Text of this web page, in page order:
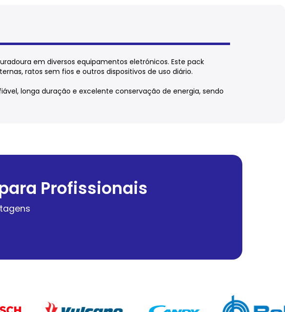
em diversos equipamentos eletrónicos. Este pack
ratos sem fios e outros dispositivos de uso diário.
longa duração e excelente conservação de energia, sendo
Profissionais